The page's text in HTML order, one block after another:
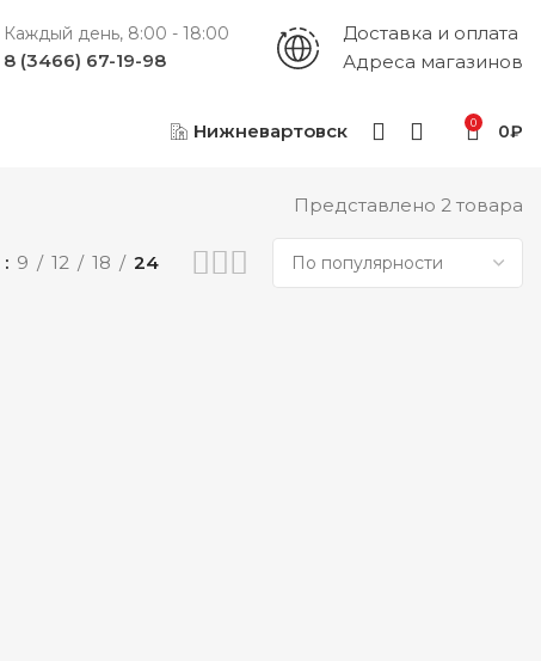
Каждый день, 8:00 - 18:00
8 (3466) 67-19-98
Доставка и оплата
Адреса магазинов
Нижневартовск 0 0₽
Представлено 2 товара
9 12 18 24